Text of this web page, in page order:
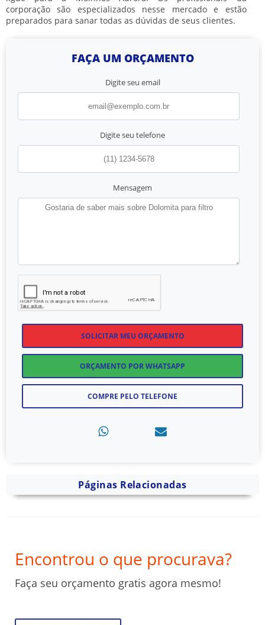
corporação são especializados nesse mercado e estão
preparados para sanar todas as dúvidas de seus clientes.
FAÇA UM ORÇAMENTO
Digite seu email
Digite seu telefone
Mensagem
SOLICITAR MEU ORÇAMENTO
ORÇAMENTO POR WHATSAPP
COMPRE PELO TELEFONE
Páginas Relacionadas
Encontrou o que procurava?
Faça seu orçamento gratis agora mesmo!